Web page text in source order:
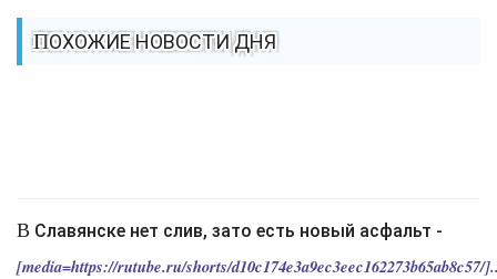
ПОХОЖИЕ НОВОСТИ ДНЯ
В Славянске нет слив, зато есть новый асфальт -
[media=https://rutube.ru/shorts/d10c174e3a9ec3eec162273b65ab8c57/